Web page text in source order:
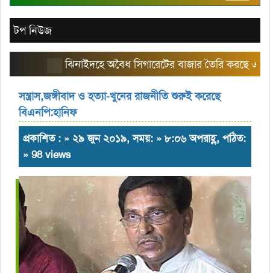
টপ নিউজ
ঝিনাইদহে অবৈধ সিগারেটের বাজার তৈরি করছে এরিয়া
সন্ত্রাস,জঙ্গীবাদ ও হত্যা-খুনের রাজনীতি শুরুই করেছে
বিএনপি:হানিফ
প্রকাশিত : » ২৯ জুন ২০১৯, সময়: » ৮:০৬ অপরাহ্ণ, পঠিত:
» 98 views